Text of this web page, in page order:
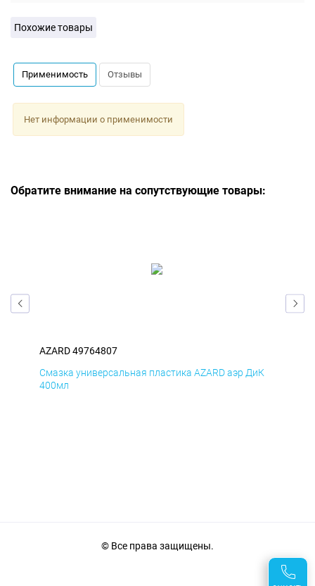
Похожие товары
Применимость Отзывы
Нет информации о применимости
Обратите внимание на сопутствующие товары:
AZARD 49764807
Смазка универсальная пластика AZARD аэр ДиК
400мл
© Все права защищены.